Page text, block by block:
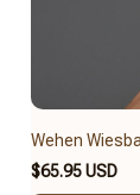
Wehen
$65.95 USD